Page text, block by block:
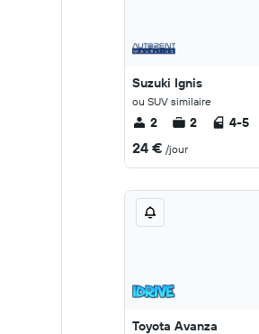
Suzuki Ignis
ou SUV similaire
2 2 4-5
24 € /jour
Toyota Avanza